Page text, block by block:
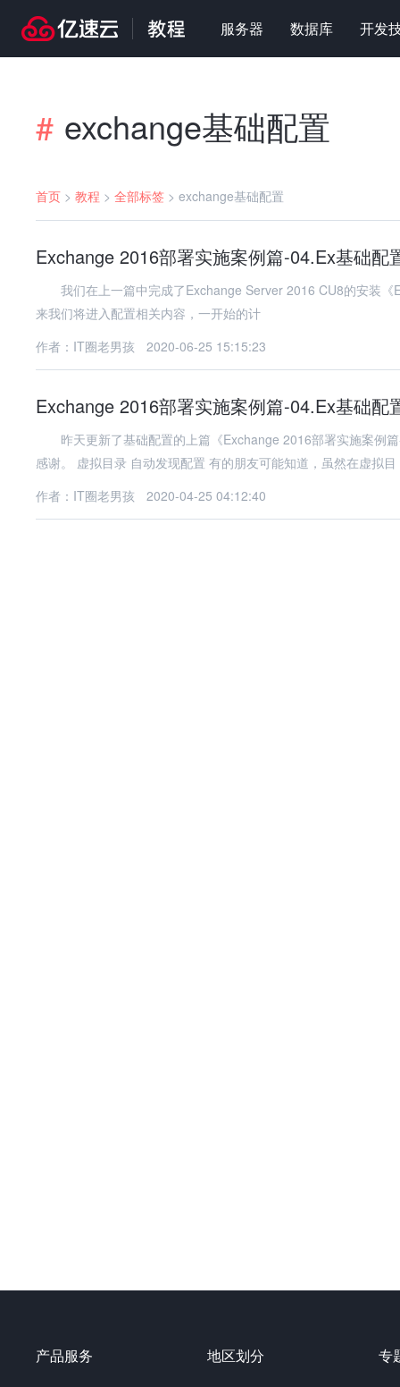
服务器 数据库 开发
# exchange基础配置
首页 > 教程 > 全部标签 > exchange基础配置
Exchange 2016部署实施案例篇-04.Ex基础配
我们在上一篇中完成了Exchange Server 2016 CU8的安装《
来我们将进入配置相关内容，一开始的计
作者：IT圈老男孩
2020-06-25 15:15:23
Exchange 2016部署实施案例篇-04.Ex基础配
昨天更新了基础配置的上篇《Exchange 2016部署实施案例
感谢。 虚拟目录 自动发现配置 有的朋友可能知道，虽然在虚拟目
作者：IT圈老男孩
2020-04-25 04:12:40
产品服务 地区划分 专